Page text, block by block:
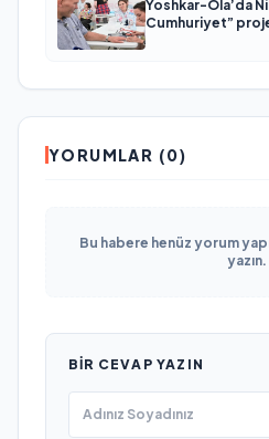
Yoshkar-Ola’da
Cumhuriyet”
YORUMLAR (0)
Bu habere henüz yorum
yazın.
BIR CEVAP YAZIN